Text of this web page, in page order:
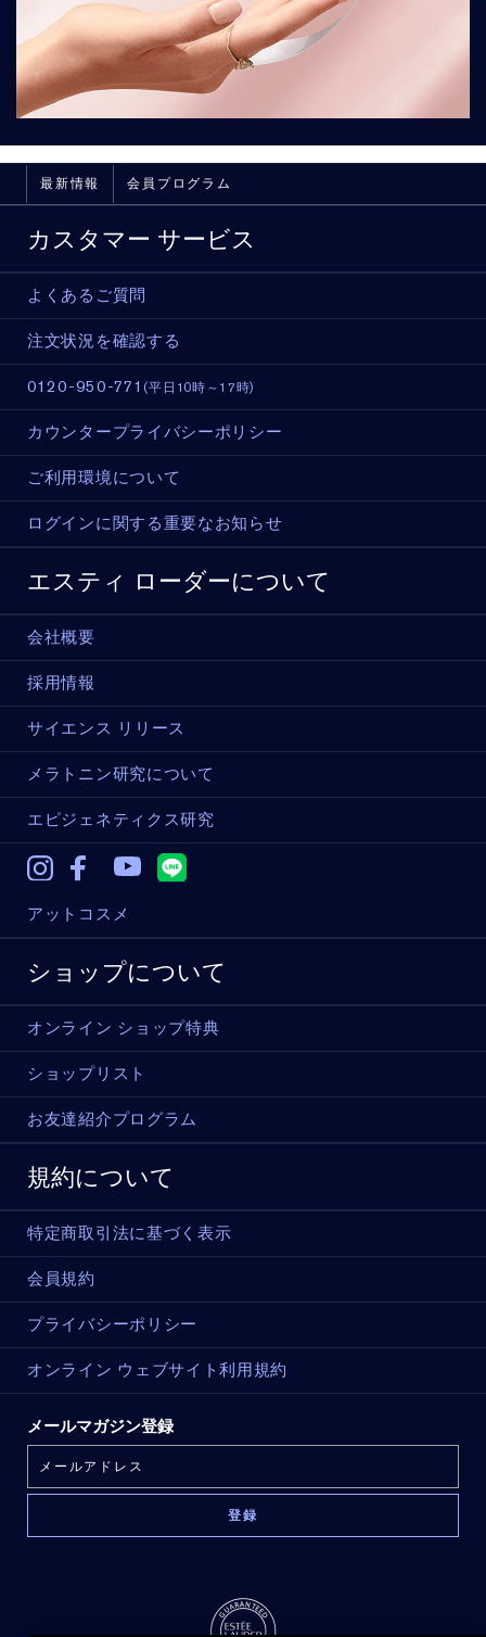
最新情報 会員プログラム
カスタマー サービス
よくあるご質問
注文状況を確認する
0120-950-771 (平日10時～17時)
カウンタープライバシーポリシー
ご利用環境について
ログインに関する重要なお知らせ
エスティ ローダーについて
会社概要
採用情報
サイエンス リリース
メラトニン研究について
エピジェネティクス研究
InstagramFacebook
アットコスメ
ショップについて
オンライン ショップ特典
ショップリスト
お友達紹介プログラム
規約について
特定商取引法に基づく表示
会員規約
プライバシーポリシー
オンライン ウェブサイト利用規約
メールマガジン登録